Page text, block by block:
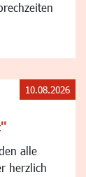
alle
herzlich
10.08.2026